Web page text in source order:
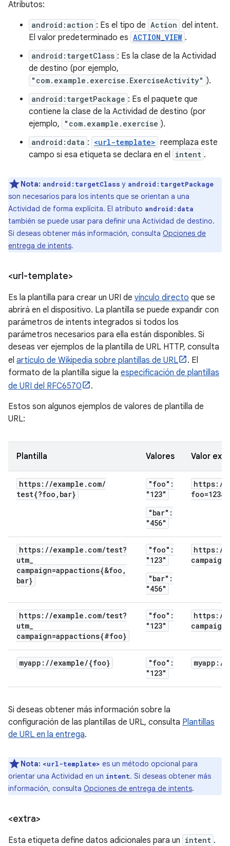
Atributos:
android:action : Es el tipo de Action del intent.
El valor predeterminado es ACTION_VIEW .
android:targetClass : Es la clase de la Actividad
de destino (por ejemplo,
"com.example.exercise.ExerciseActivity" ).
android:targetPackage : Es el paquete que
contiene la clase de la Actividad de destino (por
ejemplo,
"com.example.exercise ).
android:data : <url-template> reemplaza este
campo si esa etiqueta se declara en el intent .
Nota: android:targetClass y android:targetPackage
son necesarios para los intents que se orientan a una
Actividad de forma explícita. El atributo android:data
también se puede usar para definir una Actividad de destino.
Si deseas obtener más información, consulta Opciones de
entrega de intents.
<url-template>
Es la plantilla para crear un URI de vínculo directo que se
abrirá en el dispositivo. La plantilla se puede expandir con
parámetros de intents integrados si todos los
parámetros necesarios para ella están disponibles. Si
deseas ver ejemplos de la plantilla de URL HTTP, consulta
el artículo de Wikipedia sobre plantillas de URL
. El
formato de la plantilla sigue la especificación de plantillas
de URI del RFC6570
.
Estos son algunos ejemplos de valores de plantilla de
URL:
Plantilla Valores Valor
https: //example . com/
test{?foo , bar}
"foo":
"123"
"bar":
"456"
https: /
https: //example . com/test?
utm_
campaign=appactions{&foo ,
bar}
"foo":
"123"
"bar":
"456"
https: /
https: //example . com/test?
utm_
campaign=appactions{#foo}
"foo":
"123"
https: /
myapp: //example/{foo}
"foo":
"123"
myapp: /
Si deseas obtener más información sobre la
configuración de las plantillas de URL, consulta Plantillas
de URL en la entrega.
Nota: <url-template> es un método opcional para
orientar una Actividad en un intent. Si deseas obtener más
información, consulta Opciones de entrega de intents.
<extra>
Esta etiqueta define datos adicionales para un intent .